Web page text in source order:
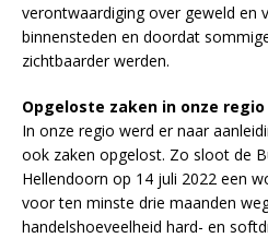
verontwaardiging over geweld en
binnensteden en doordat
zichtbaarder werden.
Opgeloste zaken in onze regio
In onze regio werd er naar
ook zaken opgelost. Zo sloot de
Hellendoorn op 14 juli 2022 een
voor ten minste drie maanden
handelshoeveelheid hard- en